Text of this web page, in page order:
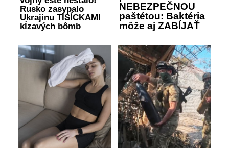
Rusko zasypalo
Ukrajinu TISÍCKAMI
kĺzavých bômb
NEBEZPEČNOU
paštétou: Baktéria
môže aj ZABÍJAŤ